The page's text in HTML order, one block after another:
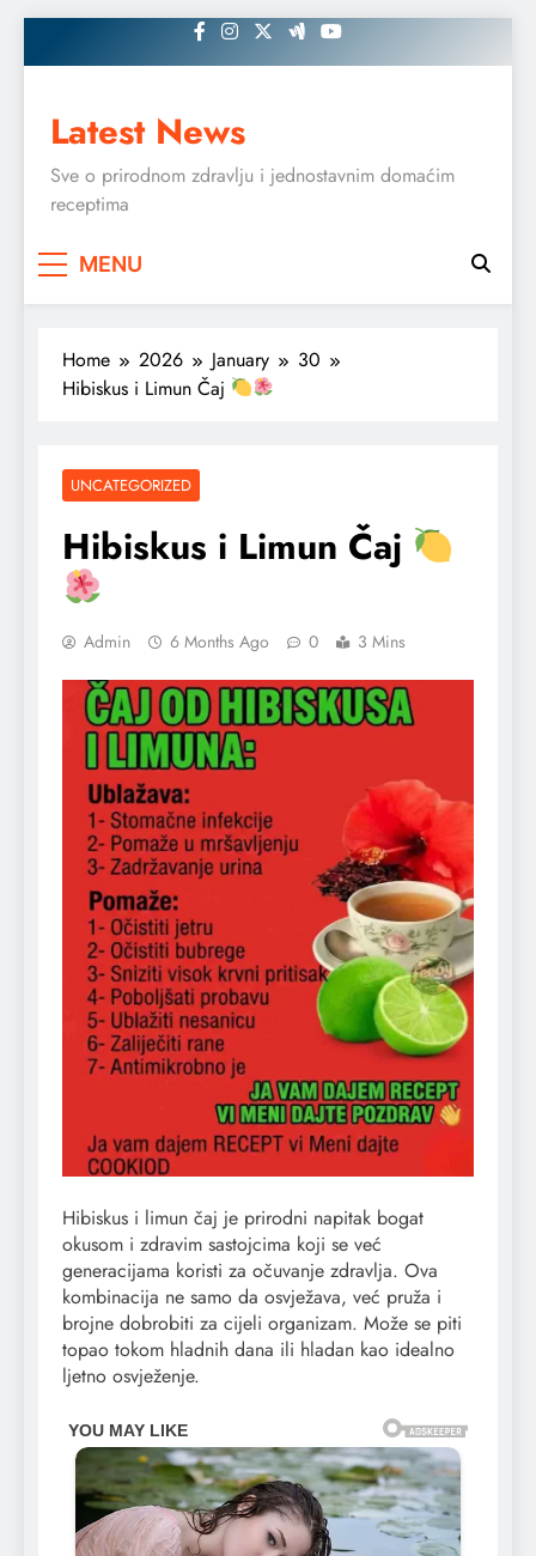
to
Latest News
Sve o prirodnom zdravlju i jednostavnim domaćim
receptima
MENU
Home 2026 January
30
Hibiskus i Limun Čaj
UNCATEGORIZED
Hibiskus i Limun Čaj
Admin 6 Months Ago 0 3 Mins
Hibiskus i limun čaj je prirodni napitak bogat
okusom i zdravim sastojcima koji se već
generacijama koristi za očuvanje zdravlja. Ova
kombinacija ne samo da osvježava, već pruža i
brojne dobrobiti za cijeli organizam. Može se piti
topao tokom hladnih dana ili hladan kao idealno
ljetno osvježenje.